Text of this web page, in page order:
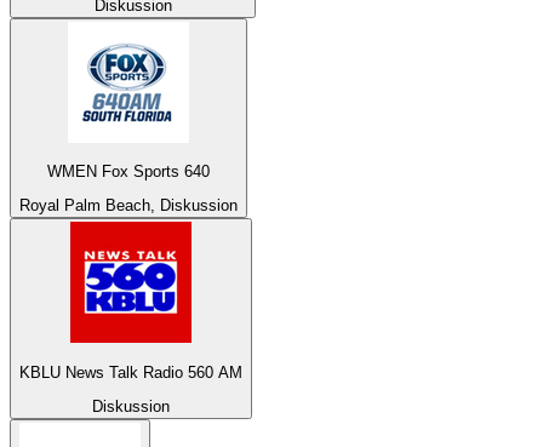
Diskussion
WMEN Fox Sports 640
Royal Palm Beach, Diskussion
KBLU News Talk Radio 560 AM
Diskussion